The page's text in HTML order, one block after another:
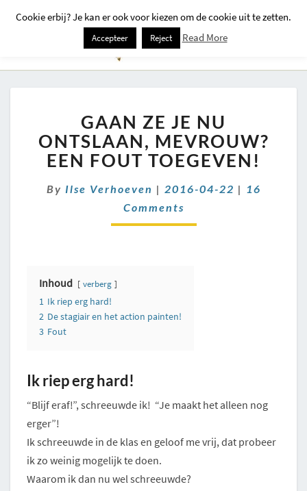
ZE
JE
NU
ONTSLAAN,
EEN
FOUT
TOEGEVEN!
GAAN ZE JE NU
ONTSLAAN, MEVROUW?
EEN FOUT TOEGEVEN!
By Ilse Verhoeven | 2016-04-22 | Comments
16
Comments
Inhoud verberg
1 Ik riep erg hard!
2 De stagiair en het action painten!
3 Fout
Ik riep erg hard!
“Blijf eraf!”, schreeuwde ik! “Je maakt het alleen nog
erger”!
Ik schreeuwde in de klas en geloof me vrij, dat probeer
ik zo weinig mogelijk te doen.
Waarom ik dan nu wel schreeuwde?
Cookie erbij? Je kan er ook voor kiezen om de cookie uit te zetten.
Accepteer Reject Read More